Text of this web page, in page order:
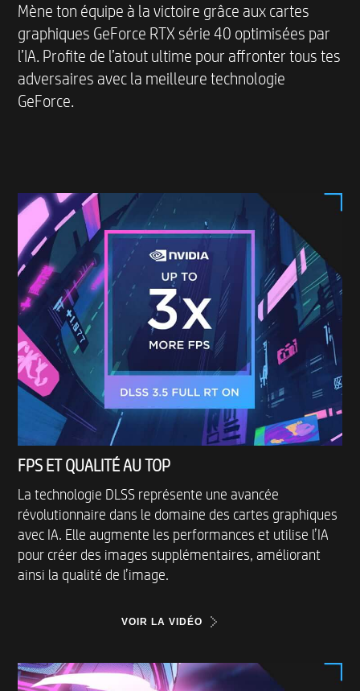
Mène ton équipe à la victoire grâce aux cartes
graphiques GeForce RTX série 40 optimisées par
l’IA. Profite de l’atout ultime pour affronter tous tes
adversaires avec la meilleure technologie
GeForce.
FPS ET QUALITÉ AU TOP
La technologie DLSS représente une avancée
révolutionnaire dans le domaine des cartes graphiques
avec IA. Elle augmente les performances et utilise l’IA
pour créer des images supplémentaires, améliorant
ainsi la qualité de l’image.
VOIR LA VIDÉO